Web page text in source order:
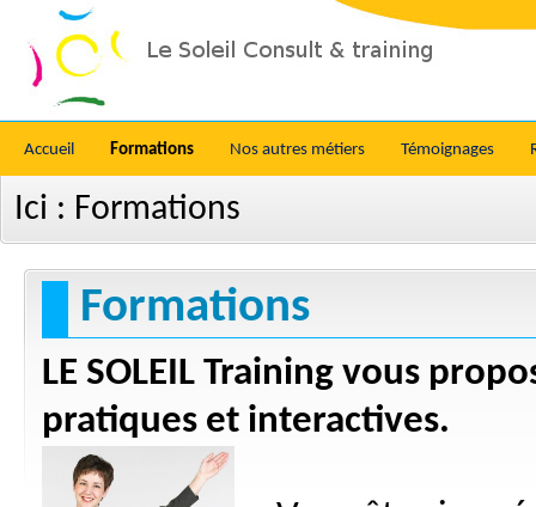
Accueil Formations Nos autres métiers Témoignages
Ici : Formations
Formations
LE SOLEIL Training vous
pratiques et interactives.